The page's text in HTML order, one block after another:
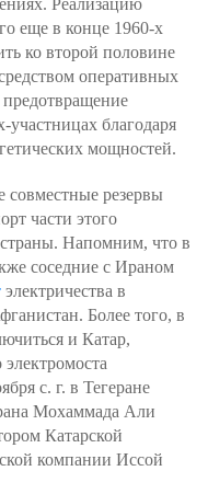
Реализацию
еще в конце 1960-х
ко второй половине
оперативных
участницах благодаря
мощностей.
совместные резервы
части этого
Напомним, что в
соседние с Ираном
электричества в
Более того, в
и Катар,
с. г. в Тегеране
Мохаммада Али
Катарской
компании Иссой